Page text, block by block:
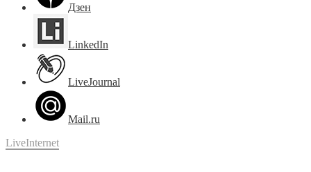
Дзен
LinkedIn
LiveJournal
Mail.ru
LiveInternet